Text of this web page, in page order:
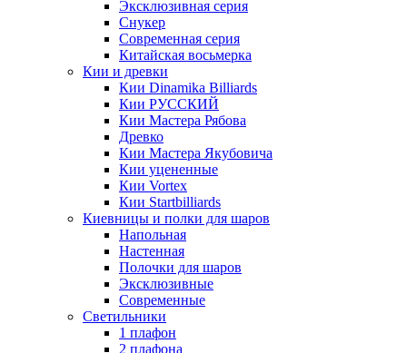
Эксклюзивная серия
Снукер
Современная серия
Китайская восьмерка
Кии и древки
Кии Dinamika Billiards
Кии РУССКИЙ
Кии Мастера Рябова
Древко
Кии Мастера Якубовича
Кии уцененные
Кии Vortex
Кии Startbilliards
Киевницы и полки для шаров
Напольная
Настенная
Полочки для шаров
Эксклюзивные
Современные
Светильники
1 плафон
2 плафона